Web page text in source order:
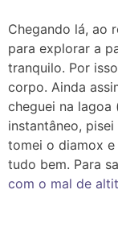
Chegando lá, ao
para explorar a
tranquilo. Por
corpo. Ainda
cheguei na lagoa
instantâneo,
tomei o diamox
tudo bem. Para
com o mal de